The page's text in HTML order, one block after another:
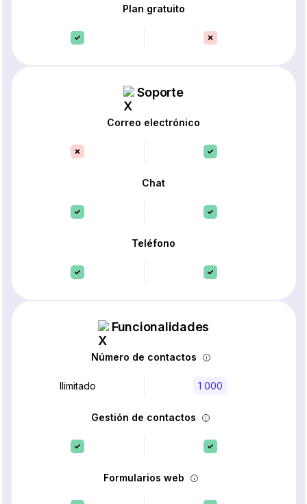
Plan gratuito
Soporte
Correo electrónico
Chat
Teléfono
Funcionalidades
Número de contactos
Ilimitado 1 000
Gestión de contactos
Formularios web